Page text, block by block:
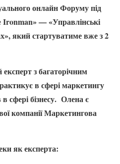
онлайн Форуму під
— «Управлінські
який стартуватиме вже з 2
з багаторічним
в сфері маркетингу
сфері бізнесу. Олена є
компанії Маркетингова
як експерта: